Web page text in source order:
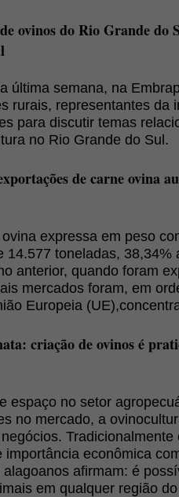
ovinos do Rio Grande do
última semana, na
rurais, representantes da
para discutir temas
no Rio Grande do Sul.
de carne ovina
expressa em peso
14.577 toneladas, 38,34%
anterior, quando foram
mercados foram, em
Europeia
criação de ovinos é
espaço no setor
no mercado, a
importância econômica
afirmam: é
em qualquer região